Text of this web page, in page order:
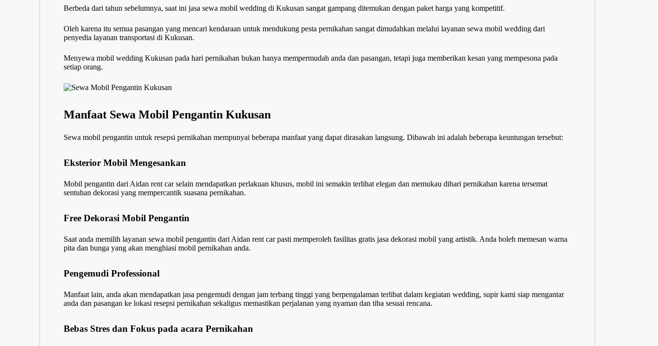
Berbeda dari tahun sebelumnya, saat ini jasa sewa mobil wedding di Kukusan sangat gampang ditemukan dengan paket harga yang kompetitif.
Oleh karena itu semua pasangan yang mencari kendaraan untuk mendukung pesta pernikahan sangat dimudahkan melalui layanan sewa mobil wedding dari
penyedia layanan transportasi di Kukusan.
Menyewa mobil wedding Kukusan pada hari pernikahan bukan hanya mempermudah anda dan pasangan, tetapi juga memberikan kesan yang mempesona pada
setiap orang.
Manfaat Sewa Mobil Pengantin Kukusan
Sewa mobil pengantin untuk resepsi pernikahan mempunyai beberapa manfaat yang dapat dirasakan langsung. Dibawah ini adalah beberapa keuntungan tersebut:
Eksterior Mobil Mengesankan
Mobil pengantin dari Aidan rent car selain mendapatkan perlakuan khusus, mobil ini semakin terlihat elegan dan memukau dihari pernikahan karena tersemat
sentuhan dekorasi yang mempercantik suasana pernikahan.
Free Dekorasi Mobil Pengantin
Saat anda memilih layanan sewa mobil pengantin dari Aidan rent car pasti memperoleh fasilitas gratis jasa dekorasi mobil yang artistik. Anda boleh memesan warna
pita dan bunga yang akan menghiasi mobil pernikahan anda.
Pengemudi Professional
Manfaat lain, anda akan mendapatkan jasa pengemudi dengan jam terbang tinggi yang berpengalaman terlibat dalam kegiatan wedding, supir kami siap mengantar
anda dan pasangan ke lokasi resepsi pernikahan sekaligus memastikan perjalanan yang nyaman dan tiba sesuai rencana.
Bebas Stres dan Fokus pada acara Pernikahan